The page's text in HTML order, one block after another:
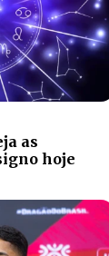
as
hoje